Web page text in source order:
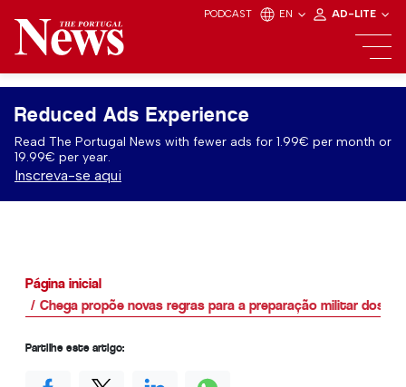
PODCAST EN AD-LITE
Reduced Ads Experience
Read The Portugal News with fewer ads for 1.99€ per month or
19.99€ per year.
Inscreva-se aqui
Página inicial
Chega propõe novas regras para a preparação militar dos
Partilhe este artigo: